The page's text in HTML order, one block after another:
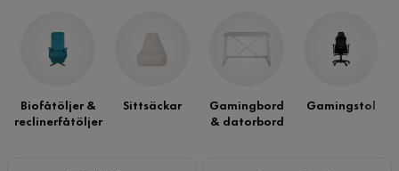
Biofåtöljer &
reclinerfåtöljer
Sittsäckar
Gamingbord
& datorbord
Gamingstol